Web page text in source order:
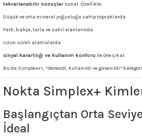
tekrarlanabilir sonuçlar sunar. Özellikle:
Düşük ve orta mineral yoğunluğa sahip topraklarda
Park, bahçe, tarla ve sahil alanlarında
Uzun süreli aramalarda
sinyal kararlılığı ve kullanım konforu ile öne çıkar.
Bu da Simplex+’ı, “denendi, kullanıldı ve güvenildi”
Nokta Simplex+
Başlangıçtan Orta
İdeal